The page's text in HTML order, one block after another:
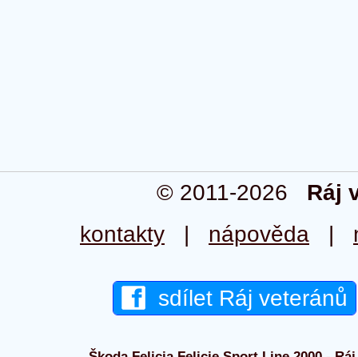
© 2011-2026 Ráj
kontakty | nápověda |
sdílet Ráj veteránů